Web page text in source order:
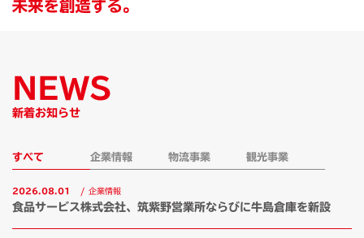
NEWS
新着お知らせ
すべて
2026.08.01 / 企業情報
食品サービス株式会社、筑紫野営業所ならびに牛島倉庫を新設
企業情報 物流事業 観光事業